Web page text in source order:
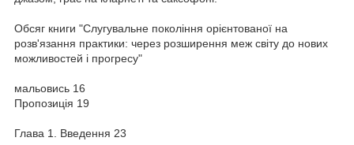
Обсяг книги "Слугувальне покоління орієнтованої на
розв'язання практики: через розширення меж світу до нових
можливостей і прогресу"
мальовись 16
Пропозиція 19
Глава 1. Введення 23